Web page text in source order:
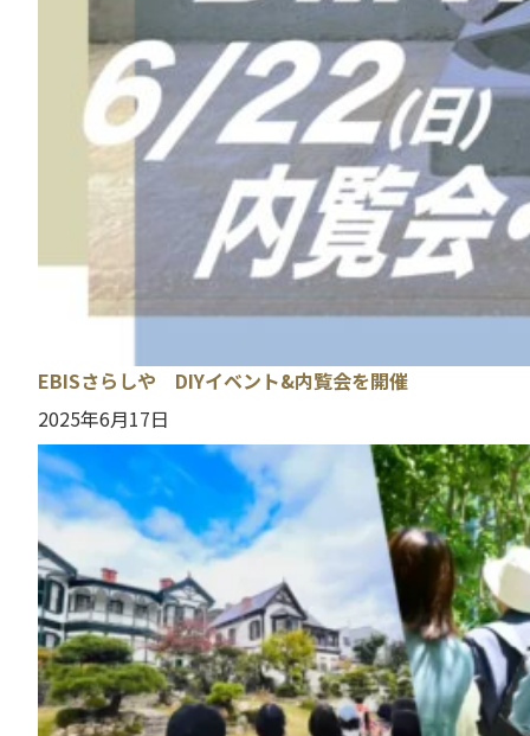
EBISさらしや DIYイベント&内覧会を開催
2025年6月17日